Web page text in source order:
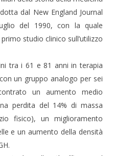
dal New England Journal
del 1990, con la quale
studio clinico sull’utilizzo
tra i 61 e 81 anni in terapia
un gruppo analogo per sei
un aumento medio
perdita del 14% di massa
fisico), un miglioramento
e un aumento della densità